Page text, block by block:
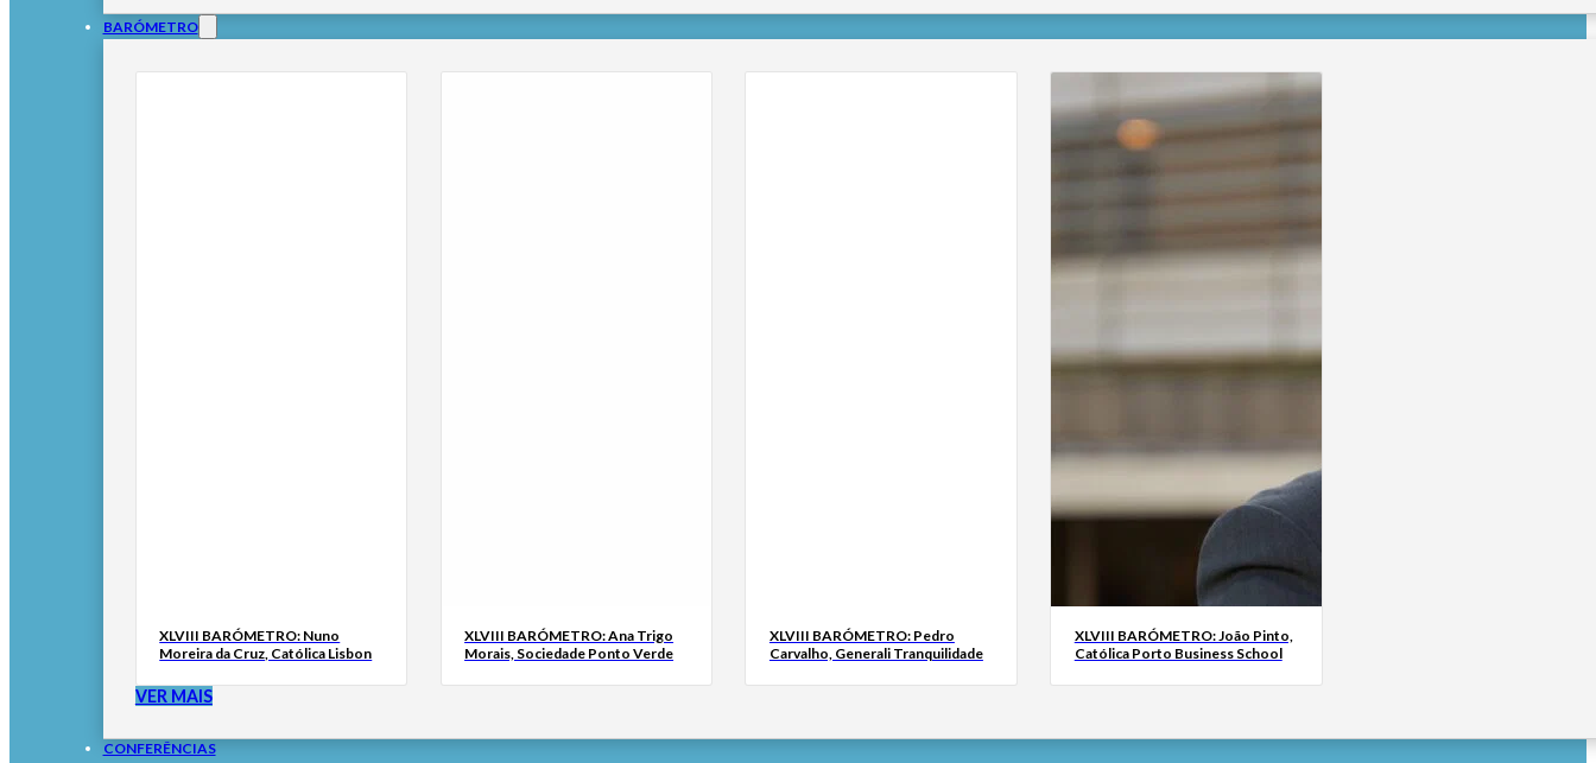
BARÓMETRO
XLVIII BARÓMETRO: Nuno
Moreira da Cruz, Católica Lisbon
XLVIII BARÓMETRO: Ana Trigo
Morais, Sociedade Ponto Verde
XLVIII BARÓMETRO: Pedro
Carvalho, Generali Tranquilidade
XLVIII BARÓMETRO: João Pinto,
Católica Porto Business School
VER MAIS
CONFERÊNCIAS